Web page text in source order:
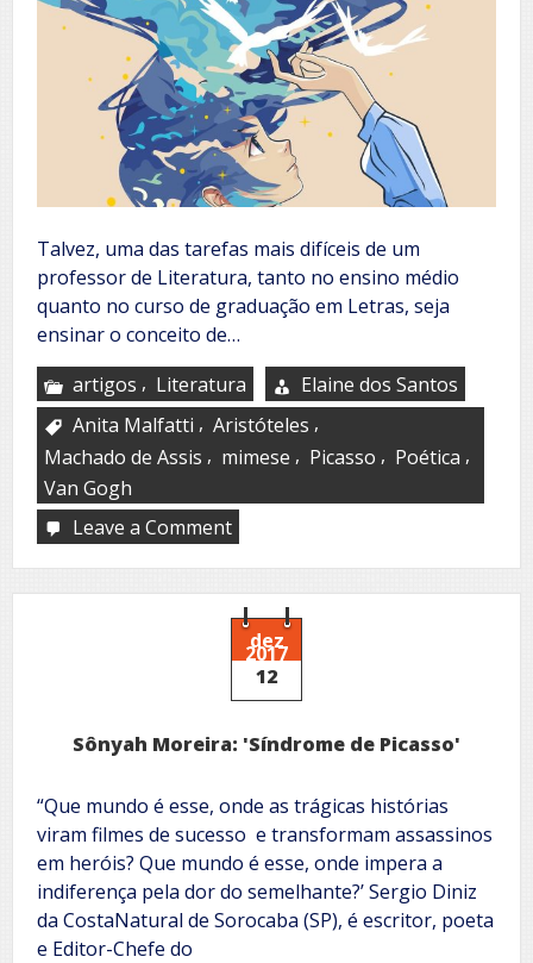
Talvez, uma das tarefas mais difíceis de um
professor de Literatura, tanto no ensino médio
quanto no curso de graduação em Letras, seja
ensinar o conceito de…
artigos , Literatura
Elaine dos Santos
Anita Malfatti , Aristóteles ,
Machado de Assis , mimese , Picasso , Poética ,
Van Gogh
Leave a Commenton
reapresentação
da
realidade,
ponto
de
vista?
dez
2017
12
Sônyah Moreira: 'Síndrome de Picasso'
“Que mundo é esse, onde as trágicas histórias
viram filmes de sucesso e transformam assassinos
em heróis? Que mundo é esse, onde impera a
indiferença pela dor do semelhante?’ Sergio Diniz
da CostaNatural de Sorocaba (SP), é escritor, poeta
e Editor-Chefe do